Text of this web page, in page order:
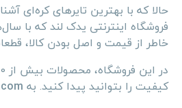
حالا که با بهترین تایرهای کره‌ای
فروشگاه اینترنتی یدک لند که با
خاطر از قیمت و اصل بودن کالا،
کیفیت را بتوانید پیدا کنید. به